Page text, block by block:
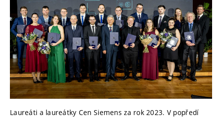
Laureáti a laureátky Cen Siemens za rok 2023. V popředí